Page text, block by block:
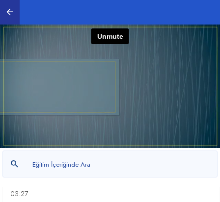
1. İşverenler ve Çalışanlar için İş Kanunu
0/ 48
İşveren Vekili Kimdir? Kime denir?
Asıl işveren-Alt İşveren İlişkisi Nedir?
02:57
03:27